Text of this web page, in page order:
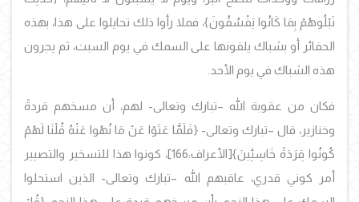
نَبْلُوهُمْ بِمَا كَانُوا يَفْسُقُونَ}، فملا رأوا ذلك تحايلوا على هذا، بهذه
الحفائر أو بشباك يلقونها على السمك في يوم السبت، ثم يجرون
هذه الشباك في يوم الأحد.
فكان من عقوبة الله –تبارك وتعالى- لهم، أن مسخهم قردةً
وخنازير، قال –تبارك وتعالى- {فَلَمَّا عَتَوْا عَنْ مَا نُهُوا عَنْهُ قُلْنَا لَهُمْ
كُونُوا قِرَدَةً خَاسِئِينَ}[الأعراف:166]، كونوا هذا للتسخير والتصيير
أمر كوني قدري، عاقبهم الله –تبارك وتعالى- الذين استحلوا